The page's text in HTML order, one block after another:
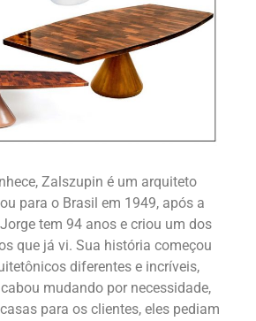
Zalszupin é um arquiteto
para o Brasil em 1949, após a
tem 94 anos e criou um dos
que já vi. Sua história começou
diferentes e incríveis,
mudando por necessidade,
para os clientes, eles pediam